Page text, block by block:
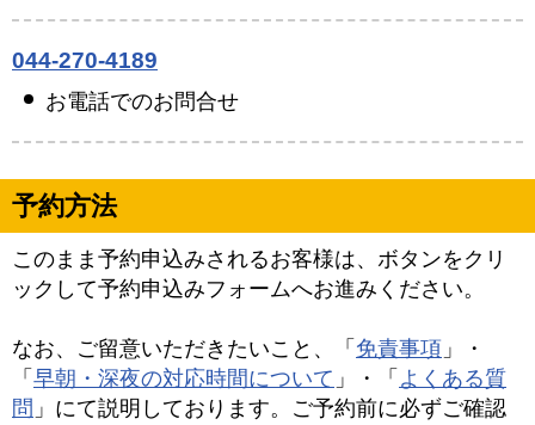
044-270-4189
お電話でのお問合せ
予約方法
このまま予約申込みされるお客様は、ボタンをクリ
ックして予約申込みフォームへお進みください。
なお、ご留意いただきたいこと、「 免責事項 」・
「 早朝・深夜の対応時間について 」・「 よくある質
問 」にて説明しております。ご予約前に必ずご確認